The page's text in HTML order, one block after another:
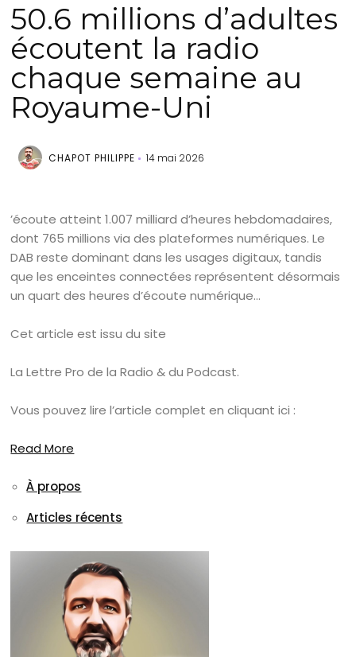
50.6 millions d’adultes
écoutent la radio
chaque semaine au
Royaume-Uni
CHAPOT PHILIPPE 14 mai 2026
’écoute atteint 1.007 milliard d’heures hebdomadaires,
dont 765 millions via des plateformes numériques. Le
DAB reste dominant dans les usages digitaux, tandis
que les enceintes connectées représentent désormais
un quart des heures d’écoute numérique…
Cet article est issu du site
La Lettre Pro de la Radio & du Podcast.
Vous pouvez lire l’article complet en cliquant ici :
Read More
À propos
Articles récents